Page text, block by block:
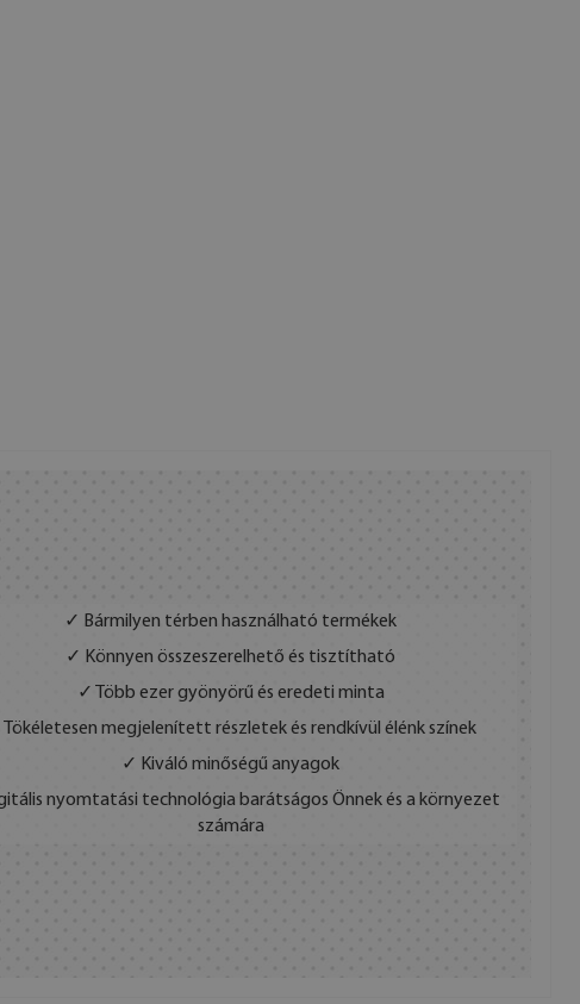
✓ Bármilyen térben használható termékek
✓ Könnyen összeszerelhető és tisztítható
✓ Több ezer gyönyörű és eredeti minta
megjelenített részletek és rendkívül élénk színek
✓ Kiváló minőségű anyagok
nyomtatási technológia barátságos Önnek és a környezet
számára